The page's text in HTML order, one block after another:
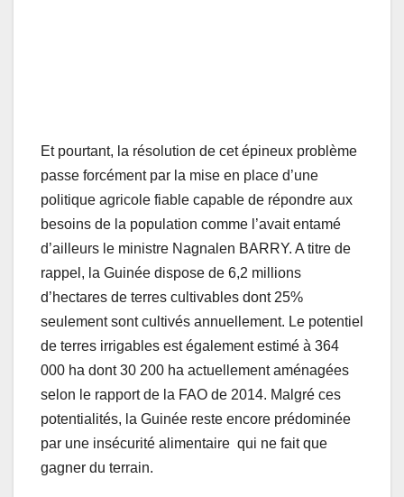
Et pourtant, la résolution de cet épineux problème
passe forcément par la mise en place d’une
politique agricole fiable capable de répondre aux
besoins de la population comme l’avait entamé
d’ailleurs le ministre Nagnalen BARRY. A titre de
rappel, la Guinée dispose de 6,2 millions
d’hectares de terres cultivables dont 25%
seulement sont cultivés annuellement. Le potentiel
de terres irrigables est également estimé à 364
000 ha dont 30 200 ha actuellement aménagées
selon le rapport de la FAO de 2014. Malgré ces
potentialités, la Guinée reste encore prédominée
par une insécurité alimentaire qui ne fait que
gagner du terrain.